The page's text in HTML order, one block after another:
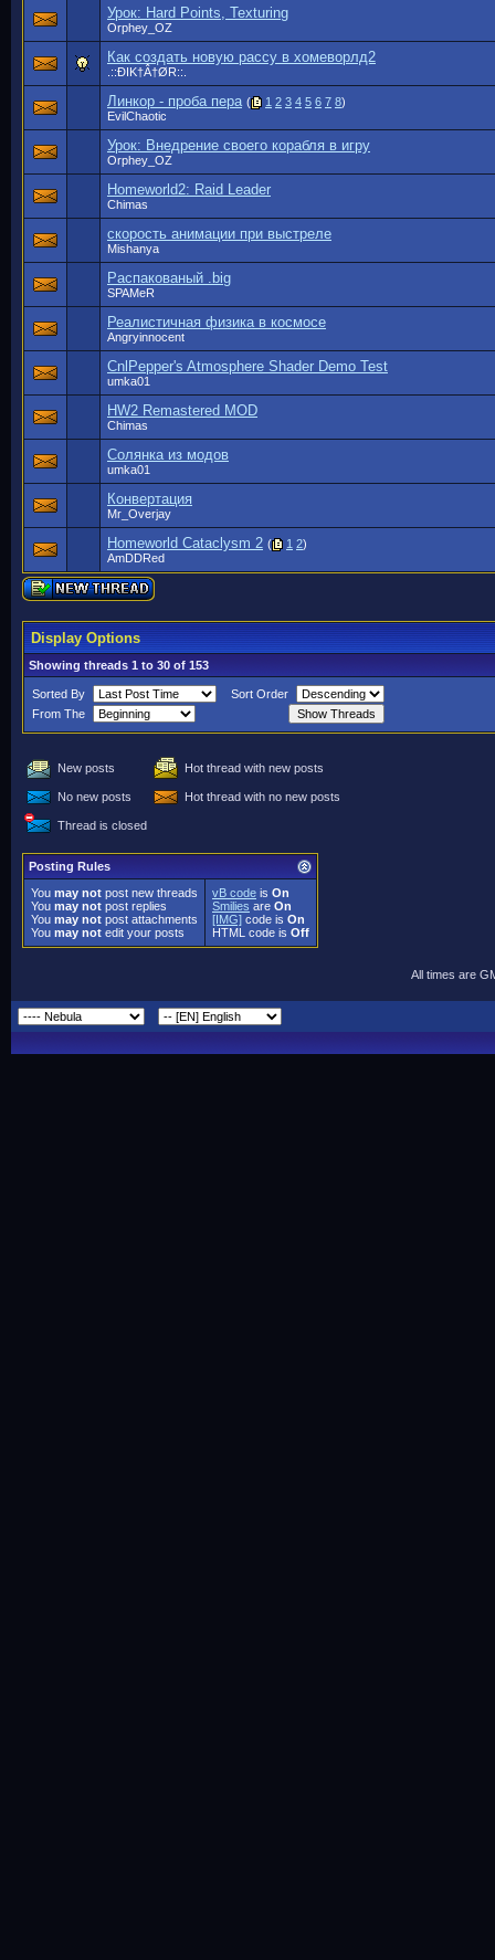
Урок: Hard Points, Texturing
Orphey_OZ
Как создать новую рассу в хомеворлд2
.::ÐIK†Â†ØR::.
Линкор - проба пера ( 1 2 3 4 5 6 7 8)
EvilChaotic
Урок: Внедрение своего корабля в игру
Orphey_OZ
Homeworld2: Raid Leader
Chimas
скорость анимации при выстреле
Mishanya
Распакованый .big
SPAMeR
Реалистичная физика в космосе
Angryinnocent
CnlPepper's Atmosphere Shader Demo Test
umka01
HW2 Remastered MOD
Chimas
Солянка из модов
umka01
Конвертация
Mr_Overjay
Homeworld Cataclysm 2 ( 1 2)
AmDDRed
Display Options
Showing threads 1 to 30 of 153
Sorted By
Sort Order
From The
New posts Hot thread with new posts
No new posts Hot thread with no new posts
Thread is closed
Posting Rules
You may not post new threads
You may not post replies
You may not post attachments
You may not edit your posts
vB code is On
Smilies are On
[IMG] code is On
HTML code is Off
All times are